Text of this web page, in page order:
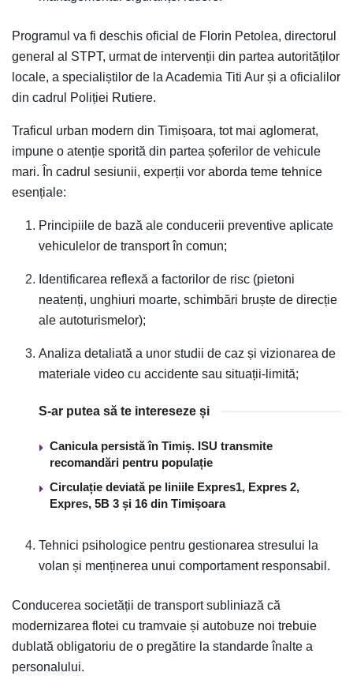
Programul va fi deschis oficial de Florin Petolea, directorul
general al STPT, urmat de intervenții din partea autorităților
locale, a specialiștilor de la Academia Titi Aur și a oficialilor
din cadrul Poliției Rutiere.
Traficul urban modern din Timișoara, tot mai aglomerat,
impune o atenție sporită din partea șoferilor de vehicule
mari. În cadrul sesiunii, experții vor aborda teme tehnice
esențiale:
Principiile de bază ale conducerii preventive aplicate
vehiculelor de transport în comun;
Identificarea reflexă a factorilor de risc (pietoni
neatenți, unghiuri moarte, schimbări bruște de direcție
ale autoturismelor);
Analiza detaliată a unor studii de caz și vizionarea de
materiale video cu accidente sau situații-limită;
S-ar putea să te intereseze și
Canicula persistă în Timiș. ISU transmite
recomandări pentru populație
Circulație deviată pe liniile Expres1, Expres 2,
Expres, 5B 3 și 16 din Timișoara
Tehnici psihologice pentru gestionarea stresului la
volan și menținerea unui comportament responsabil.
Conducerea societății de transport subliniază că
modernizarea flotei cu tramvaie și autobuze noi trebuie
dublată obligatoriu de o pregătire la standarde înalte a
personalului.